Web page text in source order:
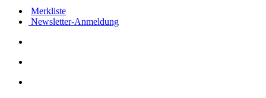
Merkliste
Newsletter-Anmeldung